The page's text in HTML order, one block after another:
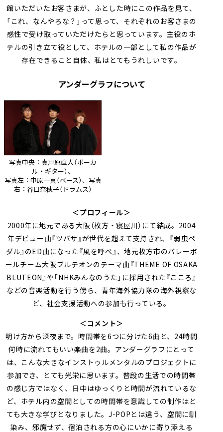
館いただいたお客さまが、ふとした時にこの作品を見て、
「これ、なんやろな？」って思って、それぞれのお客さまの
感性で受け取っていただけたらと思っています。主役のホ
テルの引き立て役として、ホテルの一部として私の作品が
存在できること自体、私はとてもうれしいです。
アンダーグラフについて
写真中央：真戸原直人（ボーカ
ル・ギター）、
写真左：中原一真（ベース）、写真
右：谷口奈穂子（ドラムス）
＜プロフィール＞
2000年に地元である大阪（枚方・寝屋川）にて結成。2004
年デビュー曲『ツバサ』が世代を超えて支持され、『弱虫ペ
ダル』のED曲になった『風を呼べ』、地元枚方市のバレーボ
ールチーム大阪ブルテオンのテーマ曲『THEME OF OSAKA
BLUTEON』や「NHKみんなのうた」に採用された『こころ』
などの音楽活動を行う傍ら、青年海外協力隊の海外視察な
ど、社会支援活動への参加も行っている。
＜コメント＞
明け方から深夜まで。時間帯を6つに分けた6曲と、24時間
何時に流れてもいい楽曲を2曲。アンダーグラフにとって
は、こんな大きなインストゥルメンタルのプロジェクトに
参加でき、とても光栄に思います。普段の生活での時間帯
の感じ方ではなく、日中はゆっくりと時間が流れているな
ど、ホテル内の空間としての時間帯を意識しての制作はと
ても大きな学びとなりました。J-POPとは違う、空間に馴
染み、邪魔せず、宿泊される方の心にいかに寄り添える